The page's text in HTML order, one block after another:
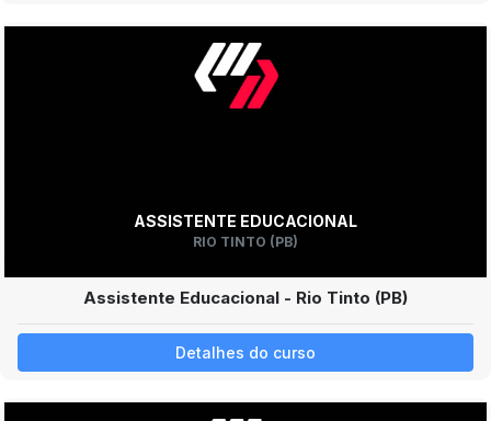
ASSISTENTE EDUCACIONAL
RIO TINTO (PB)
Assistente Educacional - Rio Tinto (PB)
Detalhes do curso